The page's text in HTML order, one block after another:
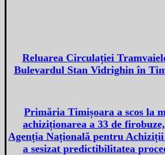
Reluarea Circulației
Bulevardul Stan Vidrighin în
Primăria Timișoara a scos la
achiziționarea a 33 de
Agenția Națională pentru
a sesizat predictibilitatea